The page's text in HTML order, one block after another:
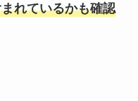
れているかも確認